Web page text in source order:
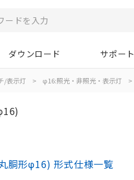
ダウンロード サポート
/表示灯 > φ16:照光・非照光・表示灯 >
胴形φ16) 形式仕様一覧